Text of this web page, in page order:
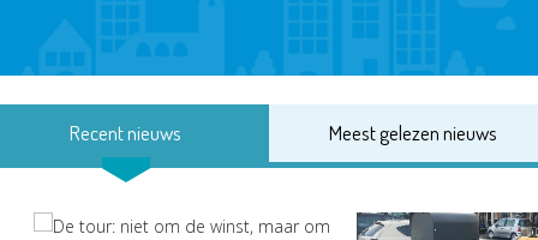
Recent nieuws Meest gelezen nieuws